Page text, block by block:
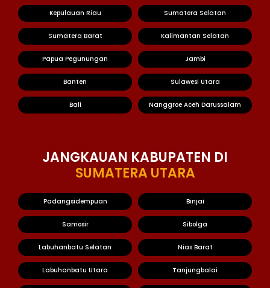
Kepulauan Riau Sumatera Selatan
Sumatera Barat Kalimantan Selatan
Papua Pegunungan Jambi
Banten Sulawesi Utara
Bali Nanggroe Aceh Darussalam
JANGKAUAN KABUPATEN DI
SUMATERA UTARA
Padangsidempuan Binjai
Samosir Sibolga
Labuhanbatu Selatan Nias Barat
Labuhanbatu Utara Tanjungbalai